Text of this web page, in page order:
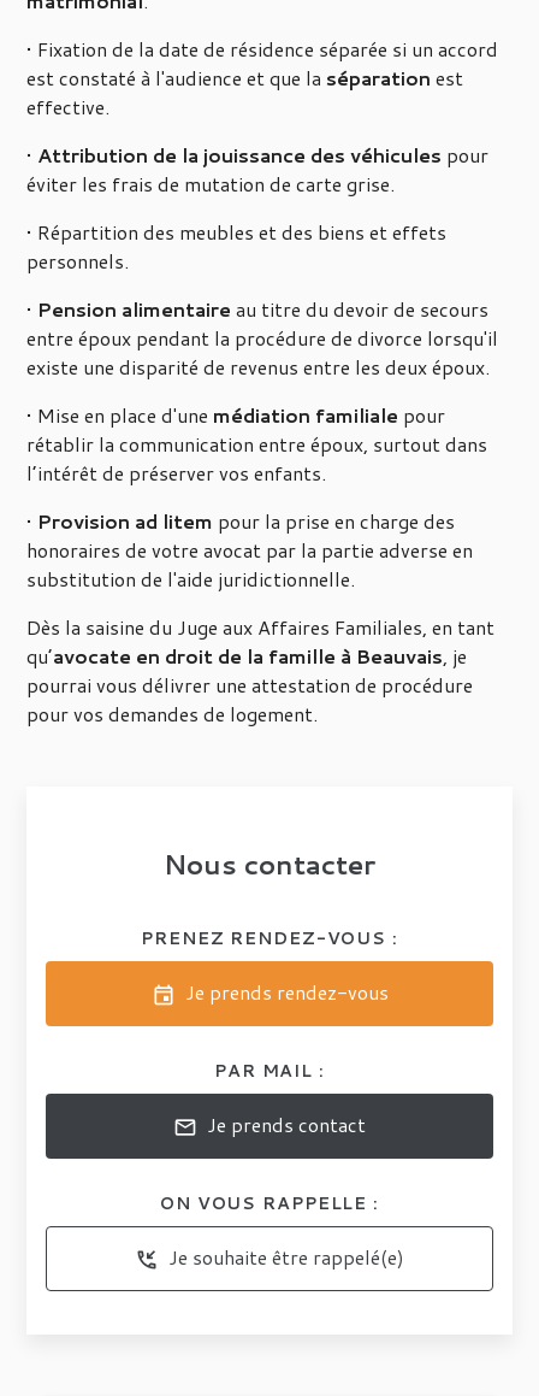
• Fixation de la date de résidence séparée si un accord
est constaté à l'audience et que la séparation est
effective.
• Attribution de la jouissance des véhicules pour
éviter les frais de mutation de carte grise.
• Répartition des meubles et des biens et effets
personnels.
• Pension alimentaire au titre du devoir de secours
entre époux pendant la procédure de divorce lorsqu'il
existe une disparité de revenus entre les deux époux.
• Mise en place d'une médiation familiale pour
rétablir la communication entre époux, surtout dans
l’intérêt de préserver vos enfants.
• Provision ad litem pour la prise en charge des
honoraires de votre avocat par la partie adverse en
substitution de l'aide juridictionnelle.
Dès la saisine du Juge aux Affaires Familiales, en tant
qu’avocate en droit de la famille à Beauvais, je
pourrai vous délivrer une attestation de procédure
pour vos demandes de logement.
Nous contacter
PRENEZ RENDEZ-VOUS :
event Je prends rendez-vous
PAR MAIL :
mail Je prends contact
ON VOUS RAPPELLE :
phone_callback Je souhaite être rappelé(e)